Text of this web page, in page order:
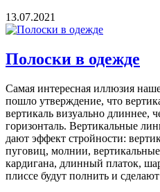
13.07.2021
Полоски в одежде
Самая интересная иллюзия
пошло утверждение, что
вертикаль визуально длиннее,
горизонталь. Вертикальные
дают эффект стройности:
пуговиц, молнии,
кардигана, длинный платок,
плиссе будут полнить и